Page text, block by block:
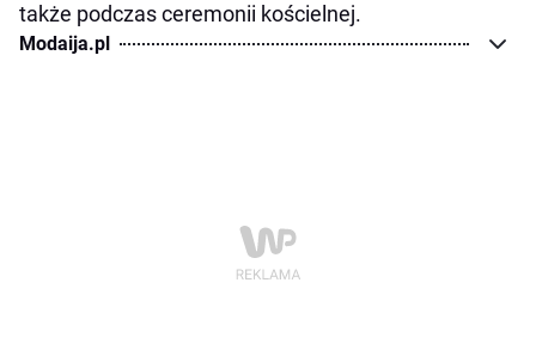
także podczas ceremonii kościelnej.
Modaija.pl